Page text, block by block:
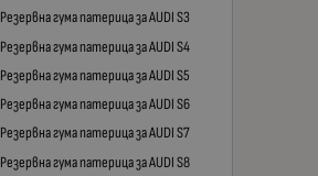
Резервна гума патерица за AUDI S3
Резервна гума патерица за AUDI S4
Резервна гума патерица за AUDI S5
Резервна гума патерица за AUDI S6
Резервна гума патерица за AUDI S7
Резервна гума патерица за AUDI S8